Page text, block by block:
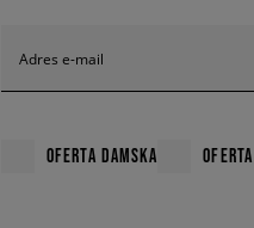
dostępnymi w Sizeer.
Adres e-mail
OFERTA DAMSKA